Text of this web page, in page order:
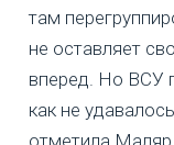
там
не оставляет
вперед. Но ВСУ
как не